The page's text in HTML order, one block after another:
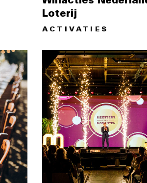
Loterij
ACTIVATIES